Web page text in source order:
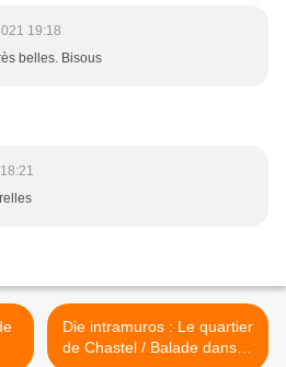
19:18
belles. Bisous
Die intramuros : Le quartier
de Chastel / Balade dans la